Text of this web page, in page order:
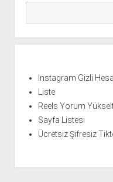
Instagram Gizli
Liste
Reels Yorum
Sayfa Listesi
Ücretsiz Şifresiz